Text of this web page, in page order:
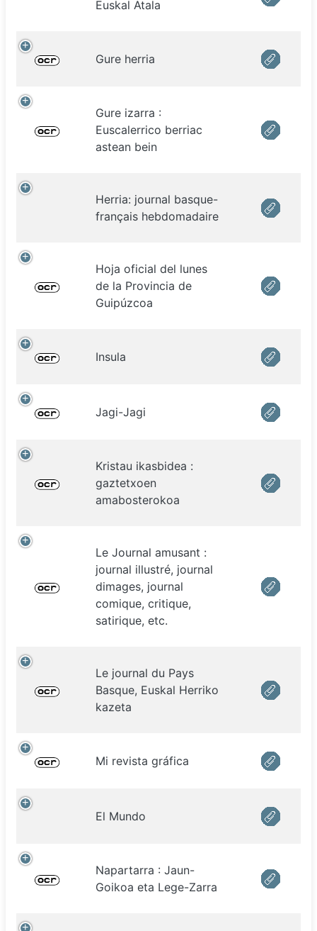
Euskal Atala
Gure herria
Gure izarra :
Euscalerrico berriac
astean bein
Herria: journal basque-
français hebdomadaire
Hoja oficial del lunes
de la Provincia de
Guipúzcoa
Insula
Jagi-Jagi
Kristau ikasbidea :
gaztetxoen
amabosterokoa
Le Journal amusant :
journal illustré, journal
dimages, journal
comique, critique,
satirique, etc.
Le journal du Pays
Basque, Euskal Herriko
kazeta
Mi revista gráfica
El Mundo
Napartarra : Jaun-
Goikoa eta Lege-Zarra